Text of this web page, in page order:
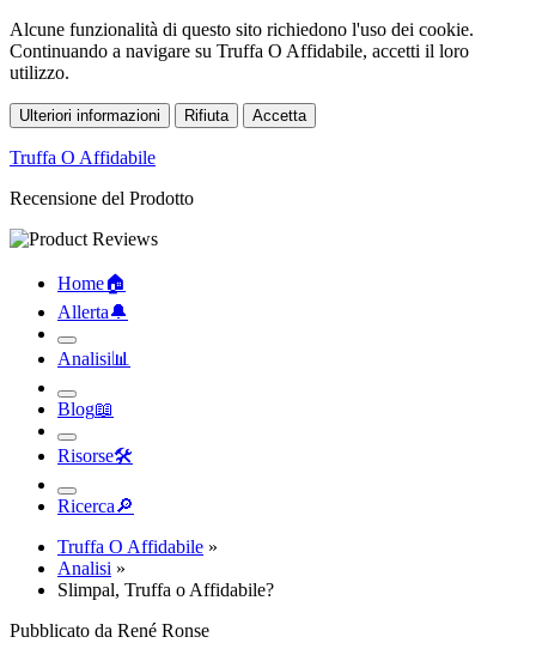
Alcune funzionalità di questo sito richiedono l'uso dei cookie.
Continuando a navigare su Truffa O Affidabile, accetti il loro
utilizzo.
Ulteriori informazioni Rifiuta Accetta
Truffa O Affidabile
Recensione del Prodotto
Home🏠︎
Allerta🔔︎
Analisi📊︎
Blog📖︎
Risorse🛠︎
Ricerca🔎︎
Truffa O Affidabile »
Analisi »
Slimpal, Truffa o Affidabile?
Pubblicato da René Ronse